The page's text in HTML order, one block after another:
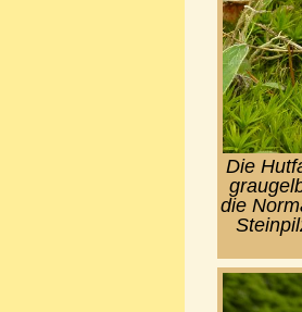
Die
die